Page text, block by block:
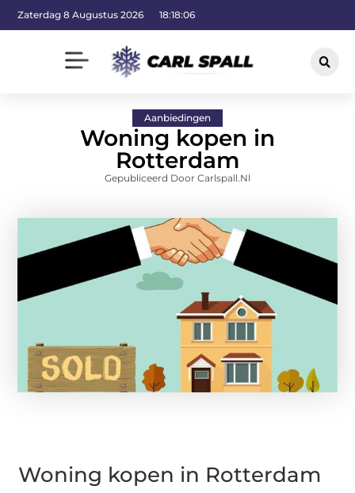
Zaterdag 8 Augustus 2026 18:18:07
Aanbiedingen
Woning kopen in
Rotterdam
Gepubliceerd Door Carlspall.nl
Woning kopen in Rotterdam